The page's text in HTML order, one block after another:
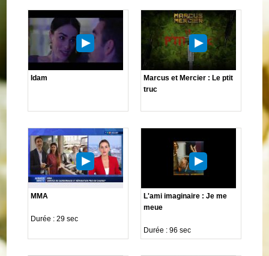
Idam
Marcus et Mercier : Le ptit
truc
MMA
Durée : 29 sec
L'ami imaginaire : Je me
meue
Durée : 96 sec